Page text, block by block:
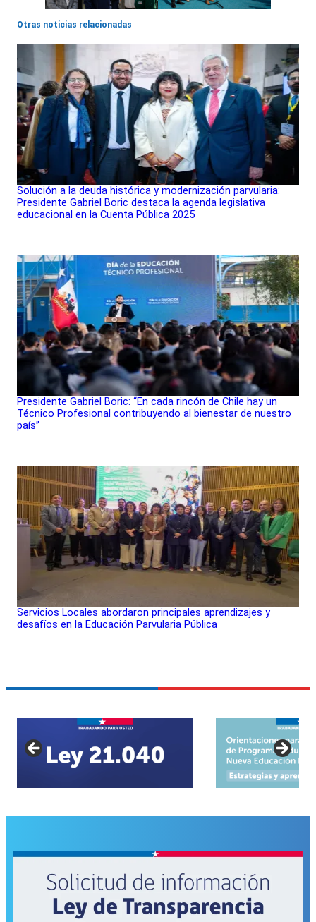
Otras noticias relacionadas
Solución a la deuda histórica y modernización parvularia:
Presidente Gabriel Boric destaca la agenda legislativa
educacional en la Cuenta Pública 2025
Presidente Gabriel Boric: “En cada rincón de Chile hay un
Técnico Profesional contribuyendo al bienestar de nuestro
país”
Servicios Locales abordaron principales aprendizajes y
desafíos en la Educación Parvularia Pública